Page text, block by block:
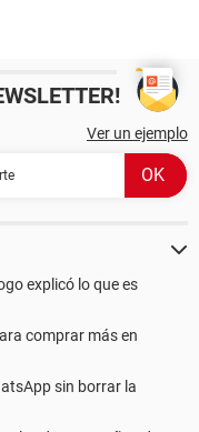
Ver un ejemplo
explicó lo que es
comprar más en
sin borrar la